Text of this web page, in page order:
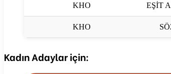
KHO EŞİT
KHO
Kadın Adaylar için: